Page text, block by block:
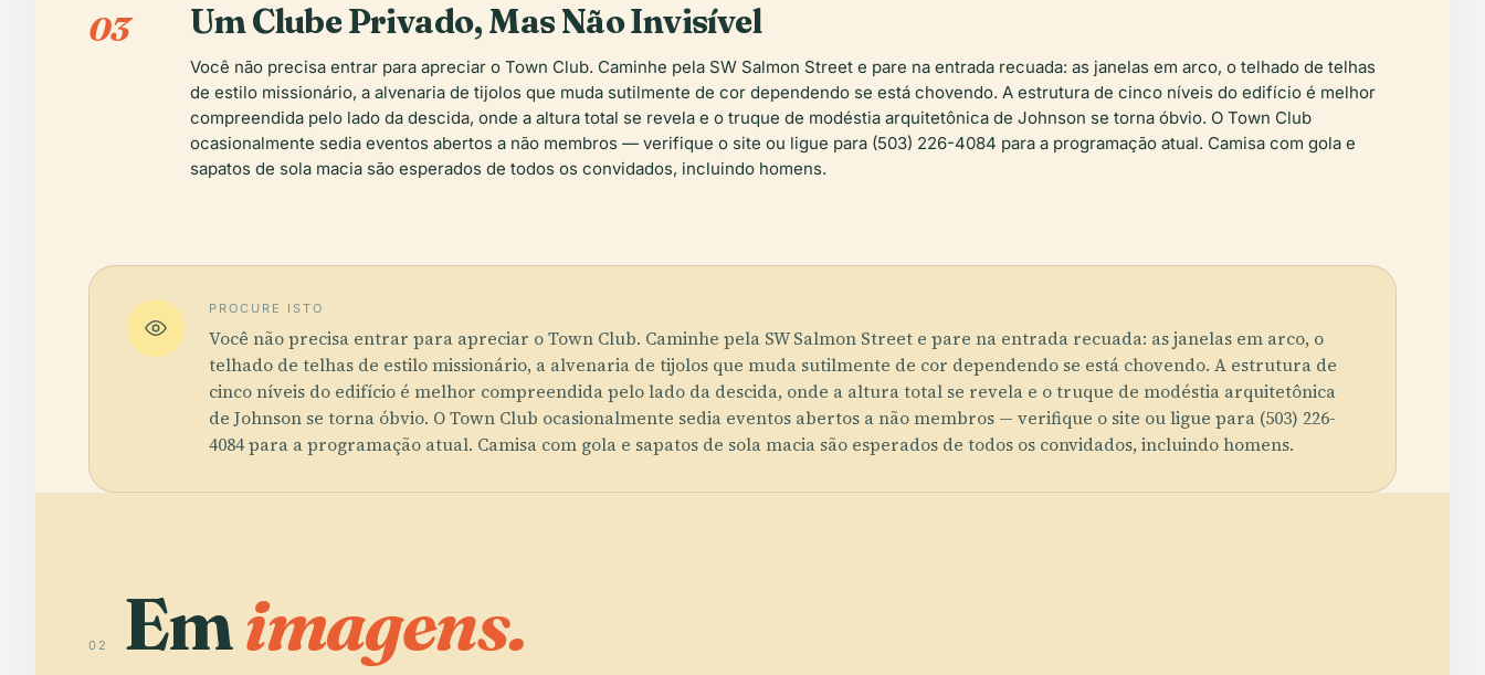
03 Um Clube Privado, Mas Não Invisível
Você não precisa entrar para apreciar o Town Club. Caminhe pela SW Salmon Street e pare na entrada recuada: as janelas em arco, o telhado de telhas
de estilo missionário, a alvenaria de tijolos que muda sutilmente de cor dependendo se está chovendo. A estrutura de cinco níveis do edifício é melhor
compreendida pelo lado da descida, onde a altura total se revela e o truque de modéstia arquitetônica de Johnson se torna óbvio. O Town Club
ocasionalmente sedia eventos abertos a não membros — verifique o site ou ligue para (503) 226-4084 para a programação atual. Camisa com gola e
sapatos de sola macia são esperados de todos os convidados, incluindo homens.
PROCURE ISTO
Você não precisa entrar para apreciar o Town Club. Caminhe pela SW Salmon Street e pare na entrada recuada: as janelas em arco, o
telhado de telhas de estilo missionário, a alvenaria de tijolos que muda sutilmente de cor dependendo se está chovendo. A estrutura de
cinco níveis do edifício é melhor compreendida pelo lado da descida, onde a altura total se revela e o truque de modéstia arquitetônica
de Johnson se torna óbvio. O Town Club ocasionalmente sedia eventos abertos a não membros — verifique o site ou ligue para (503) 226-
4084 para a programação atual. Camisa com gola e sapatos de sola macia são esperados de todos os convidados, incluindo homens.
02 Emimagens.